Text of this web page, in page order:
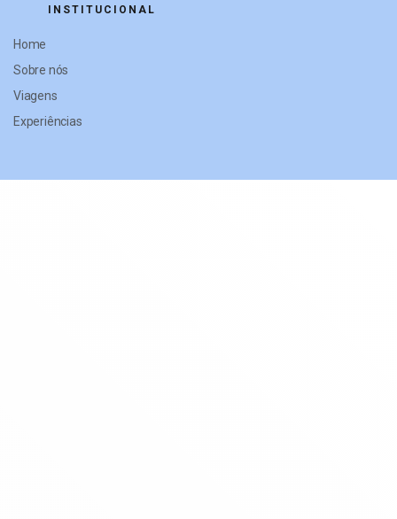
INSTITUCIONAL
Home
Sobre nós
Viagens
Experiências